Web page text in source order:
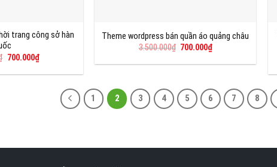
trang công sở hàn
Giá
là:
700.000₫Giá
hiện
tại
700.000₫.
Theme wordpress bán quần áo quảng châu
3.500.000₫ Giá
là:
700.000₫Giá
hiện
tại
1 2 3 4 5 6 7 8